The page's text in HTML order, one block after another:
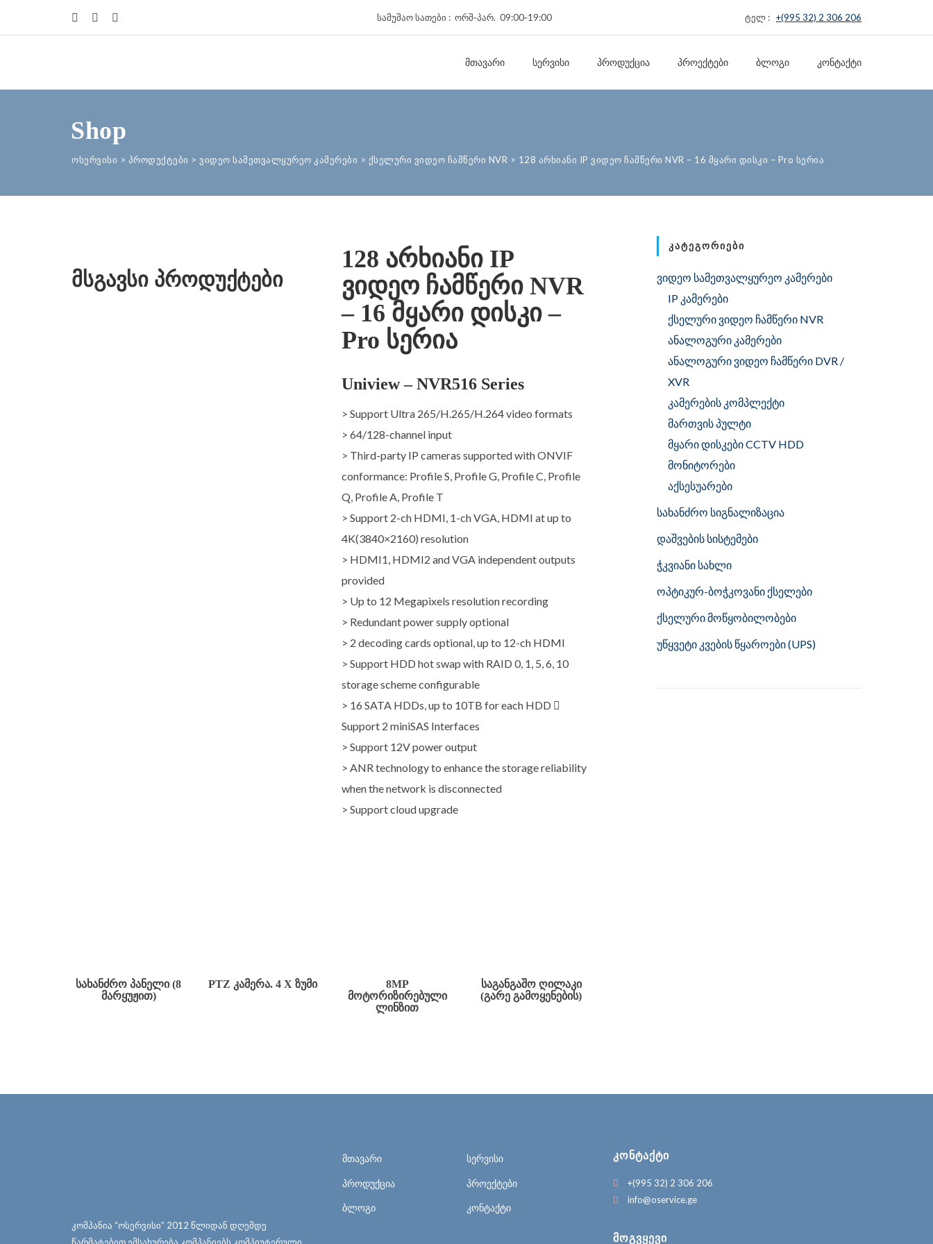
სამუშაო სათები : ორშ‑პარ. 09:00‑19:00 ტელ : +(995 32) 2 306 206
ᲛᲗᲐᲕᲐᲠᲘ ᲡᲔᲠᲕᲘᲡᲘ ᲞᲠᲝᲓᲣᲥᲪᲘᲐ ᲞᲠᲝᲔᲥᲢᲔᲑᲘ ᲑᲚᲝᲒᲘ ᲙᲝᲜᲢᲐᲥᲢᲘ
Shop
ოსერვისი > პროდუქტები > ვიდეო სამეთვალყურეო კამერები > ქსელური ვიდეო ჩამწერი NVR > 128 არხიანი IP ვიდეო ჩამწერი NVR – 16 მყარი დისკი – Pro სერია
128 არხიანი IP
ვიდეო ჩამწერი NVR
– 16 მყარი დისკი –
Pro სერია
Uniview – NVR516 Series
> Support Ultra 265/H.265/H.264 video formats
> 64/128-channel input
> Third-party IP cameras supported with ONVIF
conformance: Profile S, Profile G, Profile C, Profile
Q, Profile A, Profile T
> Support 2-ch HDMI, 1-ch VGA, HDMI at up to
4K(3840×2160) resolution
> HDMI1, HDMI2 and VGA independent outputs
provided
> Up to 12 Megapixels resolution recording
> Redundant power supply optional
> 2 decoding cards optional, up to 12-ch HDMI
> Support HDD hot swap with RAID 0, 1, 5, 6, 10
storage scheme configurable
> 16 SATA HDDs, up to 10TB for each HDD 
Support 2 miniSAS Interfaces
> Support 12V power output
> ANR technology to enhance the storage reliability
when the network is disconnected
> Support cloud upgrade
მსგავსი პროდუქტები
ᲡᲐᲮᲐᲜᲫᲠᲝ ᲞᲐᲜᲔᲚᲘ (8
ᲛᲐᲠᲧᲣᲟᲘᲗ)
PTZ ᲙᲐᲛᲔᲠᲐ. 4 X ᲖᲣᲛᲘ
8MP
ᲛᲝᲢᲝᲠᲘᲖᲘᲠᲔᲑᲣᲚᲘ
ᲚᲘᲜᲖᲘᲗ
ᲡᲐᲒᲐᲜᲒᲐᲨᲝ ᲦᲘᲚᲐᲙᲘ
(ᲒᲐᲠᲔ ᲒᲐᲛᲝᲧᲔᲜᲔᲑᲘᲡ)
ᲙᲐᲢᲔᲒᲝᲠᲘᲔᲑᲘ
ვიდეო სამეთვალყურეო კამერები
IP კამერები
ქსელური ვიდეო ჩამწერი NVR
ანალოგური კამერები
ანალოგური ვიდეო ჩამწერი DVR /
XVR
კამერების კომპლექტი
მართვის პულტი
მყარი დისკები CCTV HDD
მონიტორები
აქსესუარები
სახანძრო სიგნალიზაცია
დაშვების სისტემები
ჭკვიანი სახლი
ოპტიკურ-ბოჭკოვანი ქსელები
ქსელური მოწყობილობები
უწყვეტი კვების წყაროები (UPS)
კომპანია “ოსერვისი” 2012 წლიდან დღემდე
მთავარი სერვისი
პროდუქცია პროექტები
ბლოგი კონტაქტი
ᲙᲝᲜᲢᲐᲥᲢᲘ
+(995 32) 2 306 206
info@oservice.ge
ᲛᲝᲒᲕᲧᲔᲕᲘ